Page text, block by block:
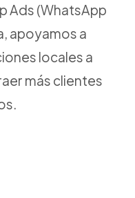
Ads (WhatsApp
apoyamos a
locales a
más clientes